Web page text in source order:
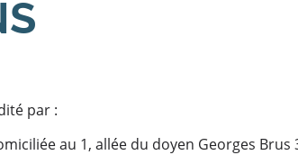
par :
au 1, allée du doyen Georges